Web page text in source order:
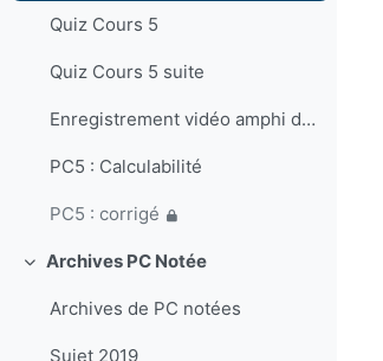
Quiz Cours 5
Quiz Cours 5 suite
Enregistrement vidéo amphi du 19 septembre
PC5 : Calculabilité
PC5 : corrigé
Collapse
Archives PC Notée
Archives de PC notées
Sujet 2019